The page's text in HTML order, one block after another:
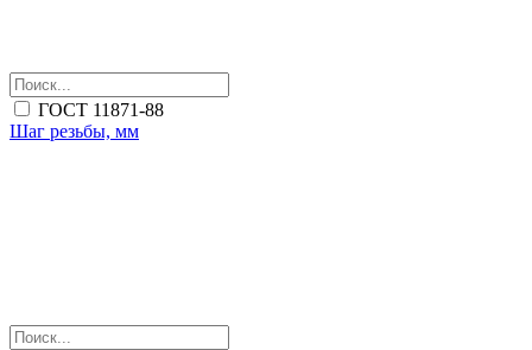
ГОСТ 11871-88
Шаг резьбы, мм